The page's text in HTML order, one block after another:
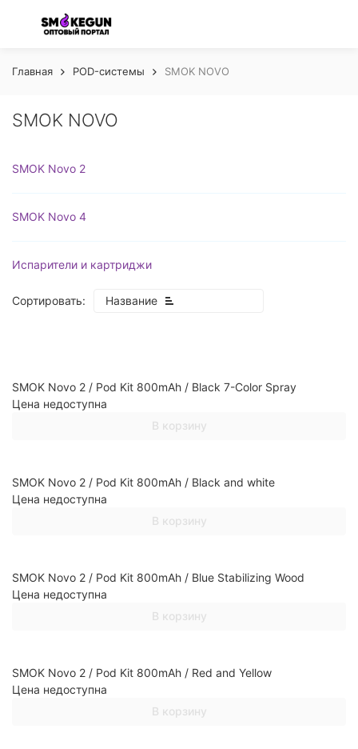
Главная POD-системы SMOK NOVO
SMOK NOVO
SMOK Novo 2
SMOK Novo 4
Испарители и картриджи
Сортировать: Название
покупателей
SMOK Novo 2 / Pod Kit 800mAh / Black 7-Color Spray
Цена недоступна
В корзину
SMOK Novo 2 / Pod Kit 800mAh / Black and white
Цена недоступна
В корзину
SMOK Novo 2 / Pod Kit 800mAh / Blue Stabilizing Wood
Цена недоступна
В корзину
SMOK Novo 2 / Pod Kit 800mAh / Red and Yellow
Цена недоступна
В корзину